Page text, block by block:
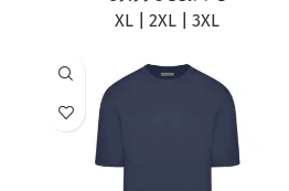
XL 2XL 3XL
ΠΡΟΣΦΟΡΆ